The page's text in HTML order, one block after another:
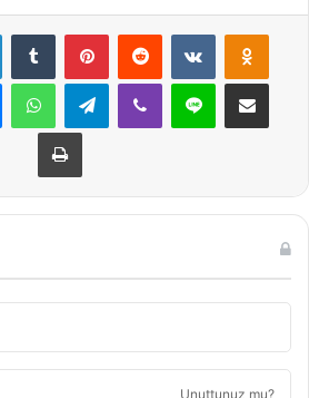
LinkedInTumblr PinterestReddit VKontakte
MessengerWhatsAppTelegramViber Line E-Posta ile
Yazdır
Unuttunuz mu?